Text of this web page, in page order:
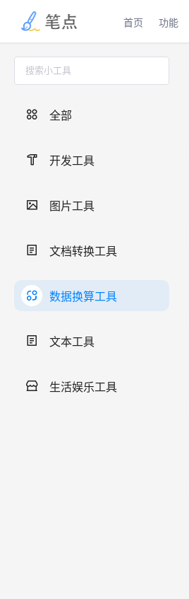
首页 功能
全部
开发工具
图片工具
文档转换工具
数据换算工具
文本工具
生活娱乐工具